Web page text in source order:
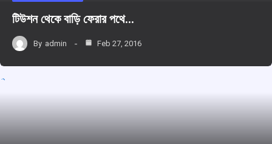
টিউশন থেকে বাড়ি ফেরার পথে…
By admin Feb 27, 2016